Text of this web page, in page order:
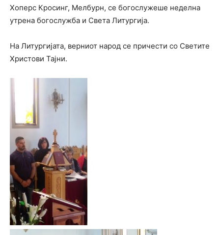
Хоперс Кросинг, Мелбурн, се богослужеше неделна
утрена богослужба и Света Литургија.
На Литургијата, верниот народ се причести со Светите
Христови Тајни.